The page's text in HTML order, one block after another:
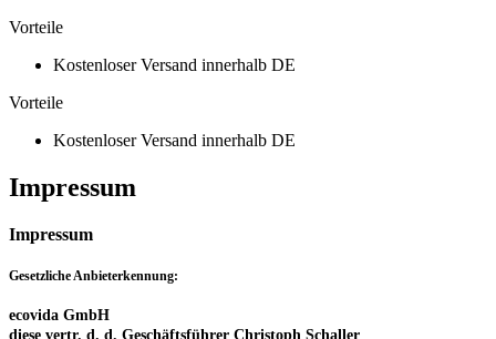
Vorteile
Kostenloser Versand innerhalb DE
Vorteile
Kostenloser Versand innerhalb DE
Impressum
Impressum
Gesetzliche Anbieterkennung:
ecovida GmbH
diese vertr. d. d. Geschäftsführer Christoph Schaller